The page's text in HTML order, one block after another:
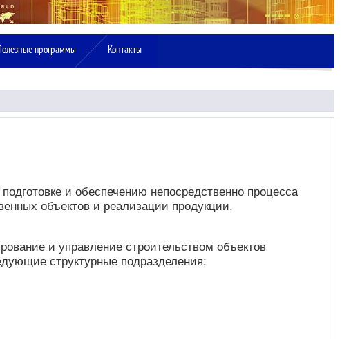
программы Контакты
и обеспечению непосредственно процесса
объектов и реализации продукции.
и управление строительством объектов
структурные подразделения: